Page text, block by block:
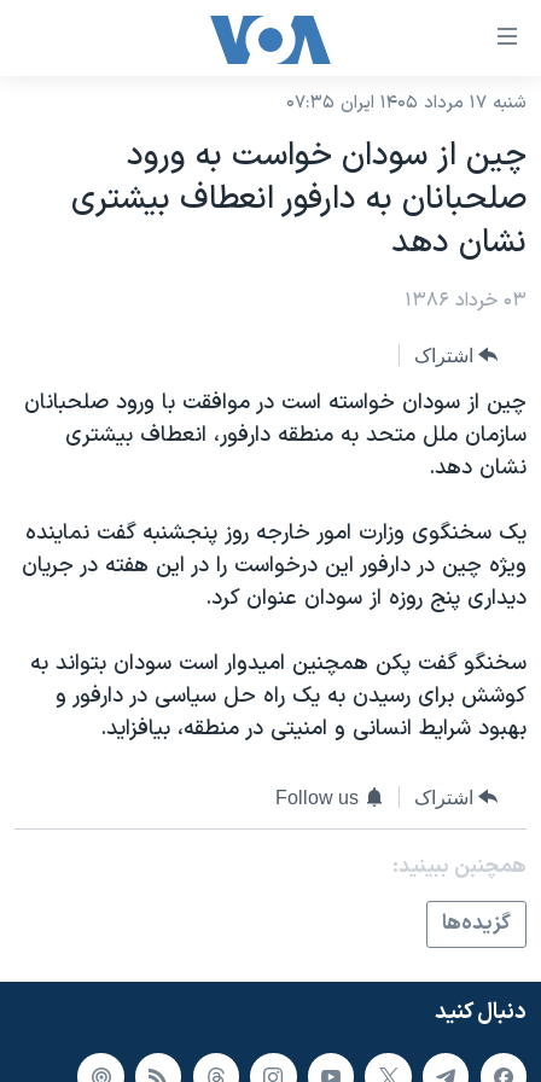
لینکهای
دسترسی
جهش
محتوای
اصلی
صفحه
جهش
به
جستجو
نسخه سبک وب‌سایت
موضوع ها
ایران
آمریکا
جهان
ورزشی
گزیده‌ها
ویژه برنامه‌ها
ویدیوها
فرهنگ و زندگی
حقوق شهروندی
اقتصادی
علم و فناوری
اسرائیل در جنگ
آرشیو پخش زنده
برنامه های تلویزیونی
جدول برنامه ها
صفحه‌های ویژه
جام جهانی ۲۰۲۶
عملیات خشم حماسی
۲۵۰سالگی آمریکا
بایگانی برنامه‌های تلویزیونی
مستندها
انتخابات ریاست جمهوری آمریکا ۲۰۲۴
حمله جمهوری اسلامی به اسرائیل
رمز مهسا
ورزش زنان در ایران
مجموعه مستندهای دادخواهی
تریبونال مردمی آبان ۹۸
دادگاه حمید نوری
قانون شفافیت دارائی کادر رهبری ایران
فرکانس‌های صدای آمریکا
پخش رادیویی
دنبال کنید
زبانهای مختلف
شنبه ۱۷ مرداد ۱۴۰۵ ایران ۰۷:۳۵
چين از سودان خواست به ورود
صلحبانان به دارفور انعطاف بيشتری
نشان دهد
۰۳ خرداد ۱۳۸۶
اشتراک
چین از سودان خواسته است در موافقت با ورود صلحبانان
سازمان ملل متحد به منطقه دارفور، انعطاف بیشتری
نشان دهد.
یک سخنگوی وزارت امور خارجه روز پنجشنبه گفت نماینده
ویژه چین در دارفور این درخواست را در این هفته در جریان
دیداری پنج روزه از سودان عنوان کرد.
سخنگو گفت پکن همچنین امیدوار است سودان بتواند به
کوشش برای رسیدن به یک راه حل سیاسی در دارفور و
بهبود شرایط انسانی و امنیتی در منطقه، بیافزاید.
اشتراک Follow us
همچنبن ببینید:
گزيده‌ها
دنبال کنید